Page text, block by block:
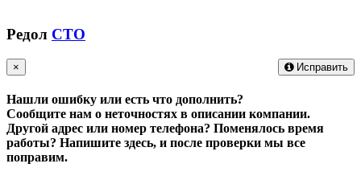
Редол СТО
Исправить
×
Нашли ошибку или есть что дополнить?
Сообщите нам о неточностях в описании компании.
Другой адрес или номер телефона? Поменялось время
работы? Напишите здесь, и после проверки мы все
поправим.